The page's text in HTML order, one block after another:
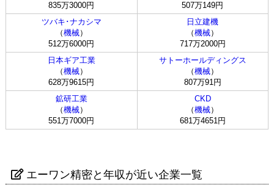
835万3000円
507万149円
ツバキ･ナカシマ
（機械）
512万6000円
日立建機
（機械）
717万2000円
日本ギア工業
（機械）
628万9615円
サトーホールディングス
（機械）
807万91円
鉱研工業
（機械）
551万7000円
CKD
（機械）
681万4651円
エーワン精密と年収が近い企業一覧